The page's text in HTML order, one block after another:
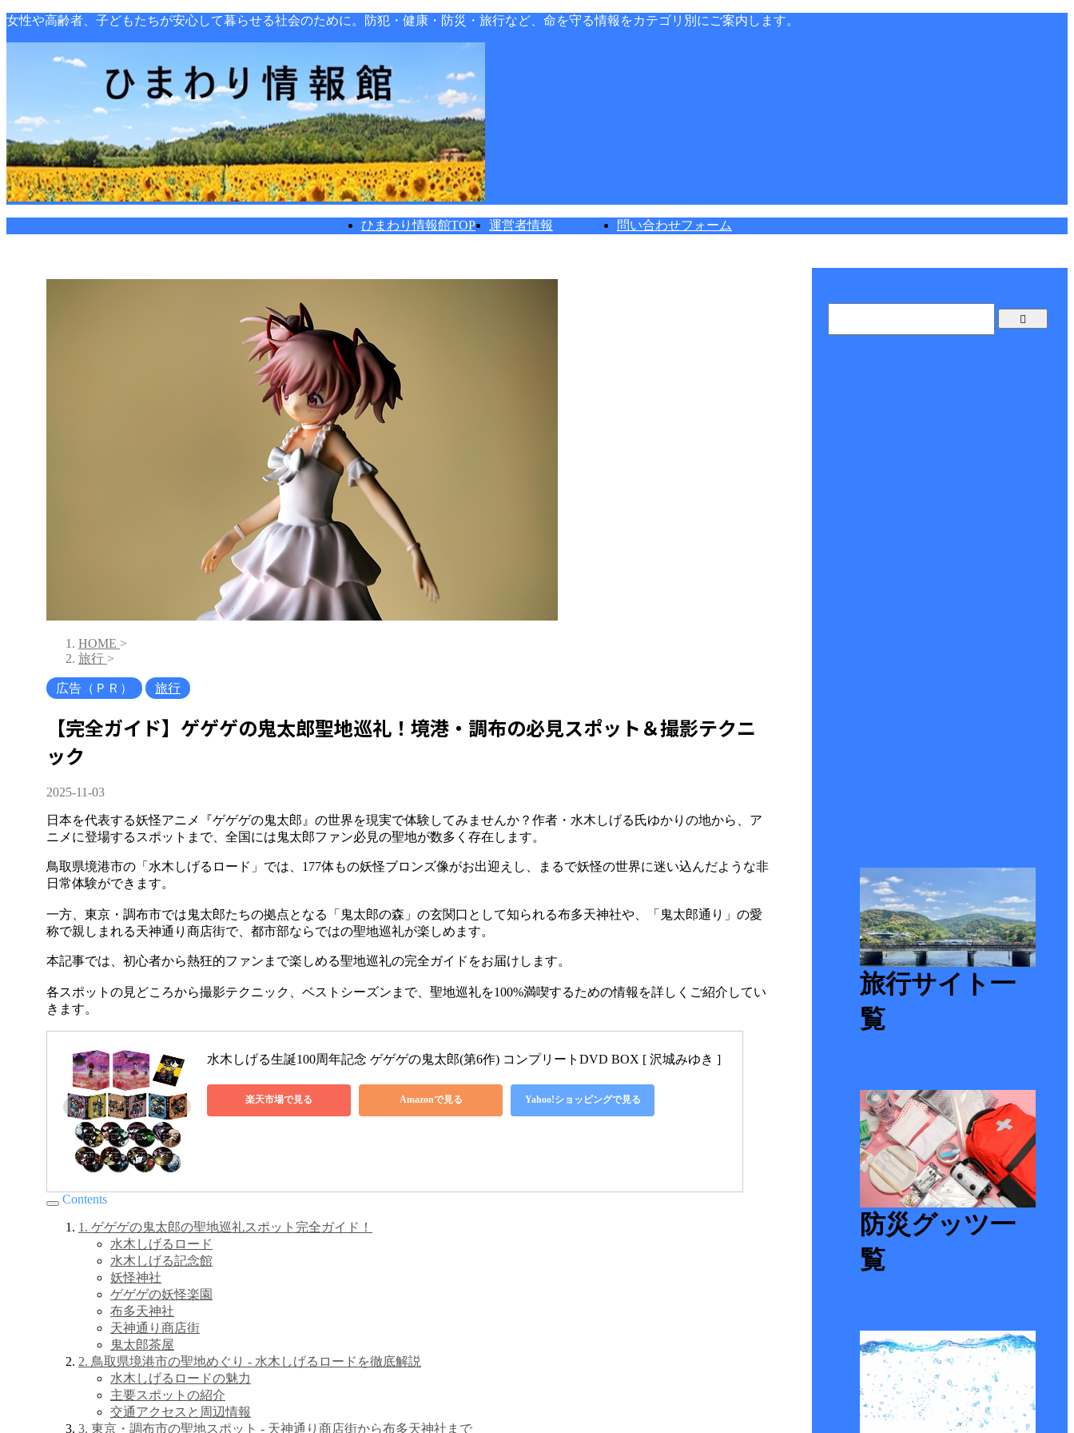
女性や高齢者、子どもたちが安心して暮らせる社会のために。防犯・健康・防災・旅行など、命を守る情報をカテゴリ別にご案内します。
ひまわり情報館TOP 運営者情報 問い合わせフォーム
HOME >
旅行 >
広告（ＰＲ） 旅行
【完全ガイド】ゲゲゲの鬼太郎聖地巡礼！境港・調布の必見スポット＆撮影テクニ
ック
2025-11-03
日本を代表する妖怪アニメ『ゲゲゲの鬼太郎』の世界を現実で体験してみませんか？作者・水木しげる氏ゆかりの地から、ア
ニメに登場するスポットまで、全国には鬼太郎ファン必見の聖地が数多く存在します。
鳥取県境港市の「水木しげるロード」では、177体もの妖怪ブロンズ像がお出迎えし、まるで妖怪の世界に迷い込んだような非
日常体験ができます。
一方、東京・調布市では鬼太郎たちの拠点となる「鬼太郎の森」の玄関口として知られる布多天神社や、「鬼太郎通り」の愛
称で親しまれる天神通り商店街で、都市部ならではの聖地巡礼が楽しめます。
本記事では、初心者から熱狂的ファンまで楽しめる聖地巡礼の完全ガイドをお届けします。
各スポットの見どころから撮影テクニック、ベストシーズンまで、聖地巡礼を100%満喫するための情報を詳しくご紹介してい
きます。
水木しげる生誕100周年記念 ゲゲゲの鬼太郎(第6作) コンプリートDVD BOX [ 沢城みゆき ]
楽天市場で見る Amazonで見る Yahoo!ショッピングで見る
Contents
1. ゲゲゲの鬼太郎の聖地巡礼スポット完全ガイド！
水木しげるロード
水木しげる記念館
妖怪神社
ゲゲゲの妖怪楽園
布多天神社
天神通り商店街
鬼太郎茶屋
2. 鳥取県境港市の聖地めぐり - 水木しげるロードを徹底解説
水木しげるロードの魅力
主要スポットの紹介
交通アクセスと周辺情報
3. 東京・調布市の聖地スポット - 天神通り商店街から布多天神社まで
旅行サイト一
覧
防災グッツ一
覧